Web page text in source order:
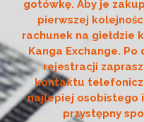
gotówkę. Aby je
pierwszej
rachunek na giełdzie
Kanga Exchange. Po
rejestracji
kontaktu
najlepiej osobistego
przystępny